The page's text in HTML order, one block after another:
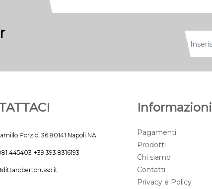
Porzio, 36 80141 Napoli NA
+39 393.8316193
Informazioni
Pagamenti
Prodotti
Chi siamo
Contatti
Privacy e Policy